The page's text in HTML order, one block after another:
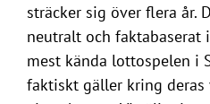
sträcker sig över flera år.
neutralt och faktabaserat
mest kända lottospelen i
faktiskt gäller kring deras